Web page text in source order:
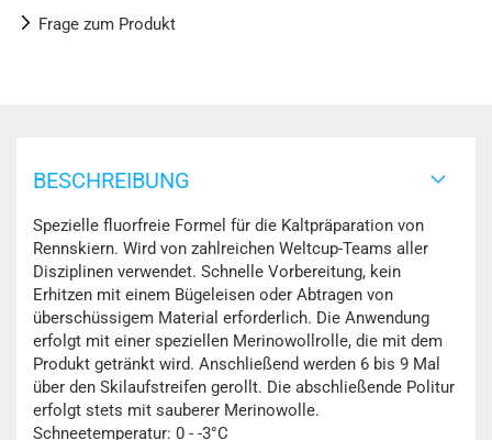
Frage zum Produkt
BESCHREIBUNG
Spezielle fluorfreie Formel für die Kaltpräparation von
Rennskiern. Wird von zahlreichen Weltcup-Teams aller
Disziplinen verwendet. Schnelle Vorbereitung, kein
Erhitzen mit einem Bügeleisen oder Abtragen von
überschüssigem Material erforderlich. Die Anwendung
erfolgt mit einer speziellen Merinowollrolle, die mit dem
Produkt getränkt wird. Anschließend werden 6 bis 9 Mal
über den Skilaufstreifen gerollt. Die abschließende Politur
erfolgt stets mit sauberer Merinowolle.
Schneetemperatur: 0 - -3°C